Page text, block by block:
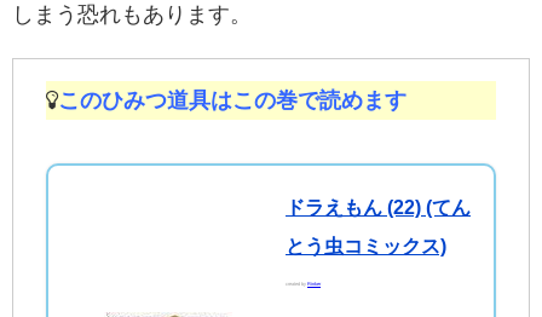
しまう恐れもあります。
このひみつ道具はこの巻で読めます
ドラえもん (22) (てん
とう虫コミックス)
created byRinker